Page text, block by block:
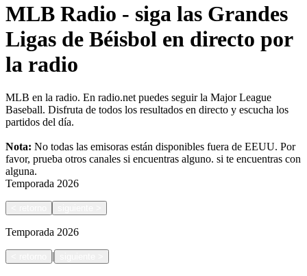
MLB Radio - siga las Grandes
Ligas de Béisbol en directo por
la radio
MLB en la radio. En radio.net puedes seguir la Major League
Baseball. Disfruta de todos los resultados en directo y escucha los
partidos del día.
Nota: No todas las emisoras están disponibles fuera de EEUU. Por
favor, prueba otros canales si encuentras alguno. si te encuentras con
alguna.
Temporada 2026
Temporada 2026
|